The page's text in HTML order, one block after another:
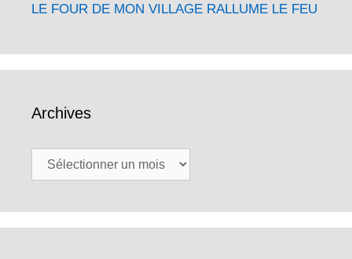
LE FOUR DE MON VILLAGE RALLUME LE FEU
Archives
Archives